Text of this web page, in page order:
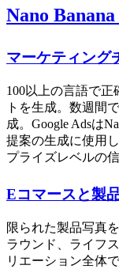
Nano
マーケティング
100以上の言語で
トを生成。数週間
成。Google Adsは
提案の生成に使用
プライズレベルの
Eコマースと製
限られた製品写真
ラウンド、ライフ
リエーション全体